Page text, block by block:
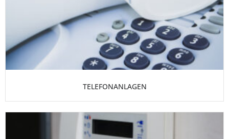
TELEFONANLAGEN